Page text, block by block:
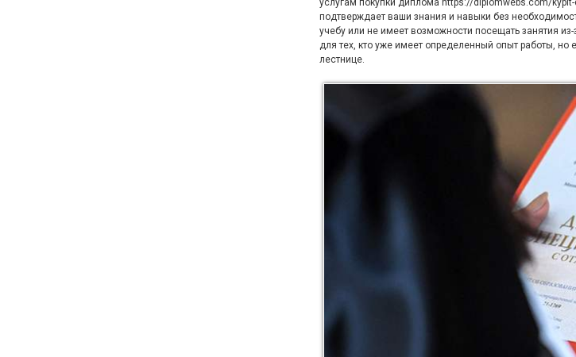
услугам покупки диплома https://diplomwebs.com/
подтверждает ваши знания и навыки без
учебу или не имеет возможности посещать занятия
для тех, кто уже имеет определенный опыт работы,
лестнице.